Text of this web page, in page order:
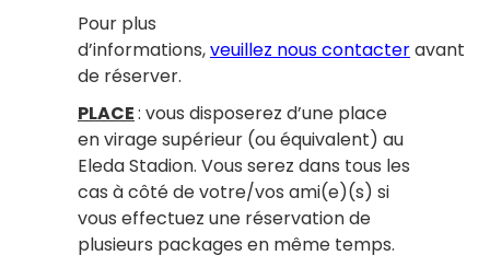
Pour plus
d’informations,veuillez nous contacteravant
de réserver.
PLACE: vous disposerez d’une place
en virage supérieur (ou équivalent) au
Eleda Stadion. Vous serez dans tous les
cas à côté de votre/vos ami(e)(s) si
vous effectuez une réservation de
plusieurs packages en même temps.